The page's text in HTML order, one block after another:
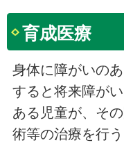
育成医療
身体に障がいの
すると将来障が
ある児童が、そ
術等の治療を行